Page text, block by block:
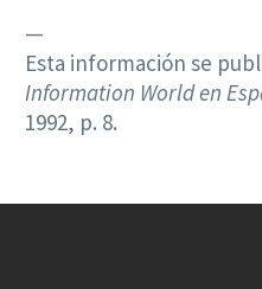
—
Esta información se
Information World en
1992, p. 8.